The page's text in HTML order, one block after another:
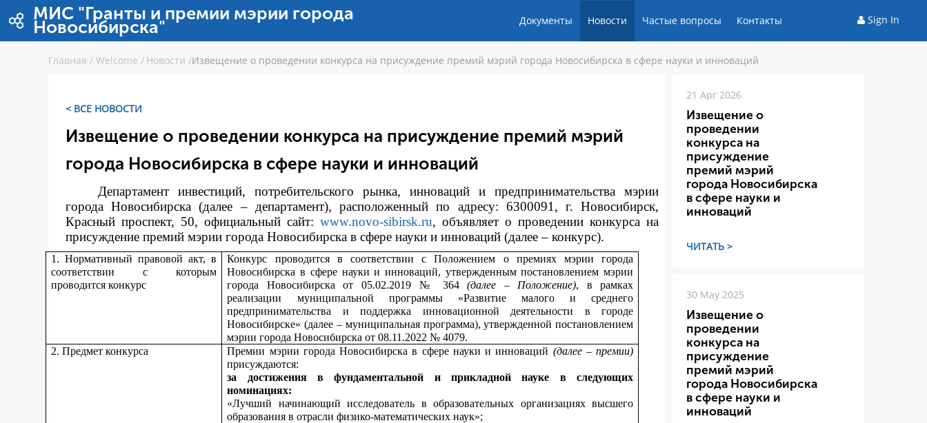
Skip to Content
МИС "Гранты и премии мэрии города
Новосибирска" Документы Новости Частые вопросы Контакты Sign In
Главная / Welcome / Новости /Извещение о проведении конкурса на присуждение премий мэрий города Новосибирска в сфере науки и инноваций
< ВСЕ НОВОСТИ
Извещение о проведении конкурса на присуждение премий мэрий
города Новосибирска в сфере науки и инноваций
Департамент инвестиций, потребительского рынка, инноваций и предпринимательства мэрии
города Новосибирска (далее – департамент), расположенный по адресу: 6300091, г. Новосибирск,
Красный проспект, 50, официальный сайт:www.novo-sibirsk.ru, объявляет о проведении конкурса на
присуждение премий мэрии города Новосибирска в сфере науки и инноваций (далее – конкурс).
1. Нормативный правовой акт, в
соответствии с которым
проводится конкурс
Конкурс проводится в соответствии сПоложением о премиях мэрии города
Новосибирска в сфере науки и инноваций, утвержденным постановлением мэрии
города Новосибирска от 05.02.2019 № 364(далее – Положение), в рамках
реализации муниципальной программы «Развитие малого и среднего
предпринимательства и поддержка инновационной деятельности в городе
Новосибирске» (далее – муниципальная программа), утвержденной постановлением
мэрии города Новосибирска от 08.11.2022 № 4079.
2. Предмет конкурса
Премии мэрии города Новосибирска в сфере науки и инноваций (далее – премии)
присуждаются:
за достижения в фундаментальной и прикладной науке в следующих
номинациях:
«Лучший начинающий исследователь в образовательных организациях высшего
образования в отрасли физико-математических наук»;
21 Apr 2026
Извещение о
проведении
конкурса на
присуждение
премий мэрий
города Новосибирска
в сфере науки и
инноваций
ЧИТАТЬ >
30 May 2025
Извещение о
проведении
конкурса на
присуждение
премий мэрий
города Новосибирска
в сфере науки и
инноваций